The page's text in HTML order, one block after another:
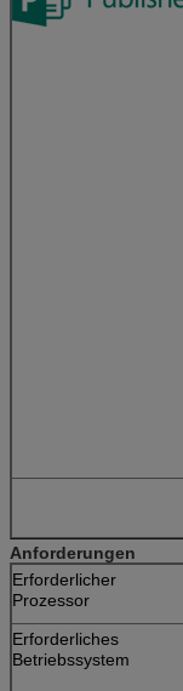
Anforderungen
Erforderlicher
Prozessor
Erforderliches
Betriebssystem